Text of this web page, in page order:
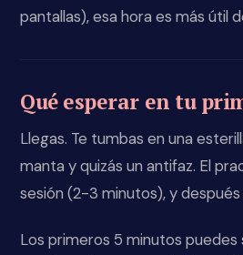
pantallas), esa hora es más útil
Qué esperar en tu
Llegas. Te tumbas en una
manta y quizás un antifaz. El
sesión (2-3 minutos), y
Los primeros 5 minutos